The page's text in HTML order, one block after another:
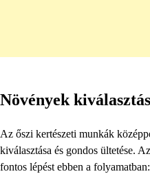
Növények
Az őszi kertészeti munkák
kiválasztása és gondos ültetése.
fontos lépést ebben a folyamatban: